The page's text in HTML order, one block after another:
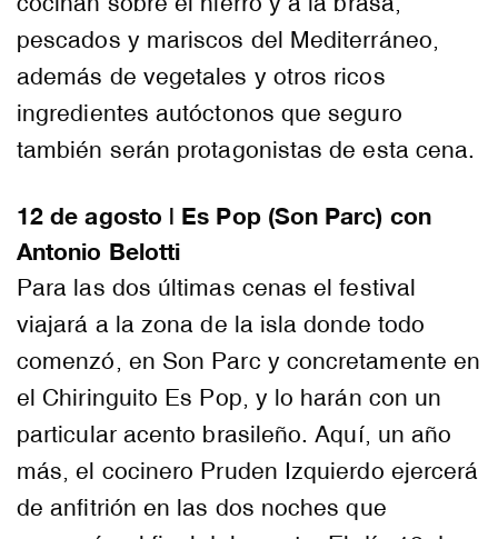
pescados y mariscos del Mediterráneo,
además de vegetales y otros ricos
ingredientes autóctonos que seguro
también serán protagonistas de esta cena.
12 de agosto | Es Pop (Son Parc) con
Antonio Belotti
Para las dos últimas cenas el festival
viajará a la zona de la isla donde todo
comenzó, en Son Parc y concretamente en
el Chiringuito Es Pop, y lo harán con un
particular acento brasileño. Aquí, un año
más, el cocinero Pruden Izquierdo ejercerá
de anfitrión en las dos noches que